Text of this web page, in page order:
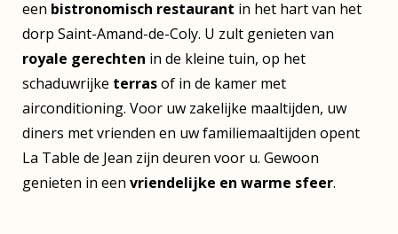
een bistronomisch restaurant in het hart van het
dorp Saint-Amand-de-Coly. U zult genieten van
royale gerechten in de kleine tuin, op het
schaduwrijke terrasof in de kamer met
airconditioning. Voor uw zakelijke maaltijden, uw
diners met vrienden en uw familiemaaltijden opent
La Table de Jean zijn deuren voor u. Gewoon
genieten in een vriendelijke en warme sfeer.